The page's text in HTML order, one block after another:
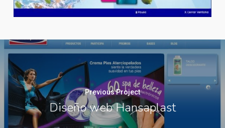
Previous Project
Diseño web Hansaplast